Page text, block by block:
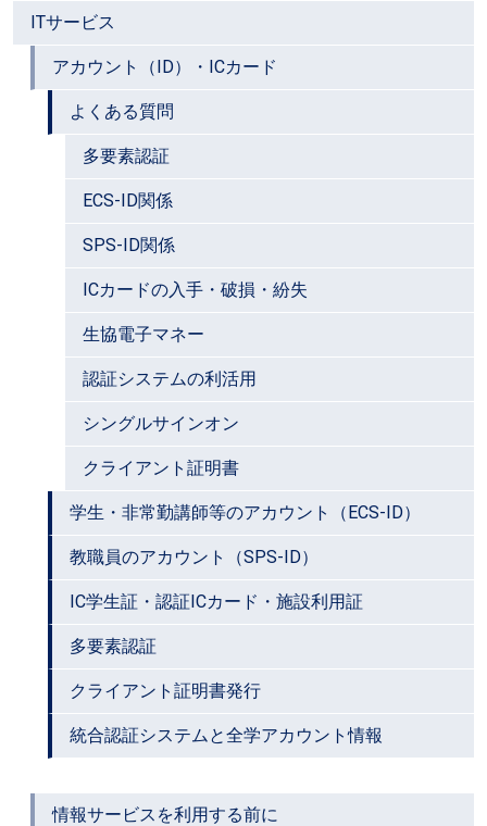
ITサービス
アカウント（ID）・ICカード
よくある質問
多要素認証
ECS-ID関係
SPS-ID関係
ICカードの入手・破損・紛失
生協電子マネー
認証システムの利活用
シングルサインオン
クライアント証明書
学生・非常勤講師等のアカウント（ECS-ID）
教職員のアカウント（SPS-ID）
IC学生証・認証ICカード・施設利用証
多要素認証
クライアント証明書発行
統合認証システムと全学アカウント情報
情報サービスを利用する前に